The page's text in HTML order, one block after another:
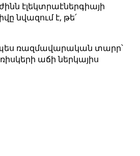
էլեկտրաէներգիայի
նվազում է, թե՛
ռազմավարական տարր՝
աճի ներկայիս